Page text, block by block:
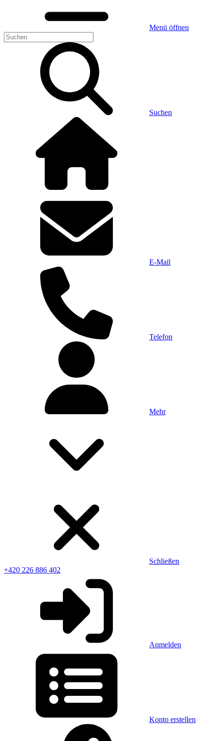
Menü öffnen
Suchen
E-Mail
Telefon
Mehr
Schließen
+420 226 886 402
Anmelden
Konto erstellen